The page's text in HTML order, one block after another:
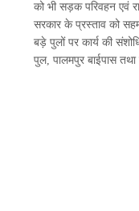
को भी सड़क परिवहन एवं
सरकार के प्रस्ताव को
बड़े पुलों पर कार्य की
पुल, पालमपुर बाईपास